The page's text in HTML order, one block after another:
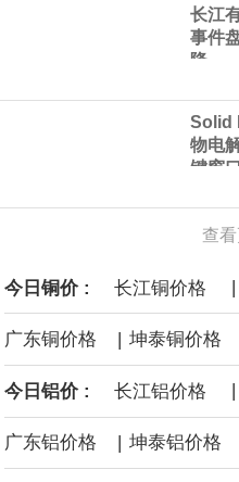
意大利富时MIB指数跌
瑞士7月季调后失业率
商品期货收盘，黄金连
涨2.64%，镍连续跌
沙特下调了对亚洲的主
缓解霍尔木兹海峡航运
危及了经由红海向东运
长江
事件
降
Solid
物电
键窗
查
今日铜价 : 长江铜价格 |
广东铜价格 | 坤泰铜价格
今日铝价 : 长江铝价格
广东铝价格 | 坤泰铝价格